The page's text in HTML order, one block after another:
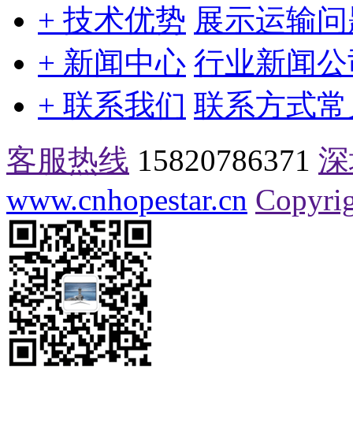
+ 技术优势 展示运输
+ 新闻中心 行业新闻
+ 联系我们 联系方式
客服热线 15820786371
www.cnhopestar.cn